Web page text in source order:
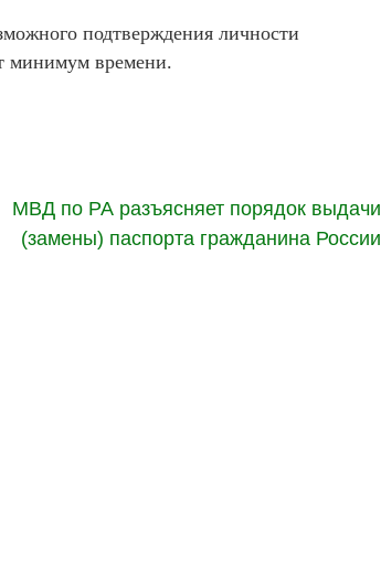
подтверждения личности
минимум времени.
МВД по РА разъясняет порядок выдачи
(замены) паспорта гражданина России